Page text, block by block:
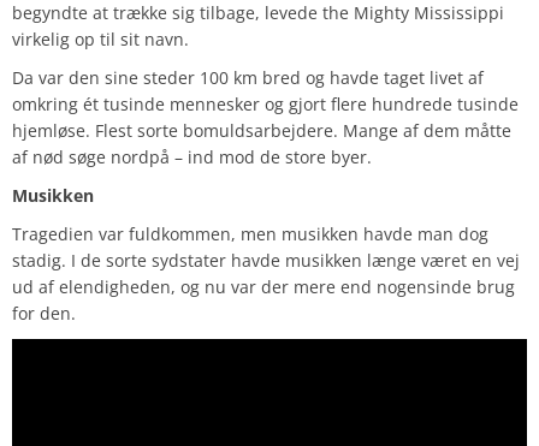
begyndte at trække sig tilbage, levede the Mighty Mississippi
virkelig op til sit navn.
Da var den sine steder 100 km bred og havde taget livet af
omkring ét tusinde mennesker og gjort flere hundrede tusinde
hjemløse. Flest sorte bomuldsarbejdere. Mange af dem måtte
af nød søge nordpå – ind mod de store byer.
Musikken
Tragedien var fuldkommen, men musikken havde man dog
stadig. I de sorte sydstater havde musikken længe været en vej
ud af elendigheden, og nu var der mere end nogensinde brug
for den.